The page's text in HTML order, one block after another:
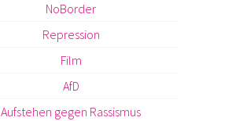
NoBorder
Repression
Film
AfD
Aufstehen gegen Rassismus